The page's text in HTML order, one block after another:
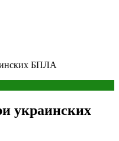
БПЛА
украинских